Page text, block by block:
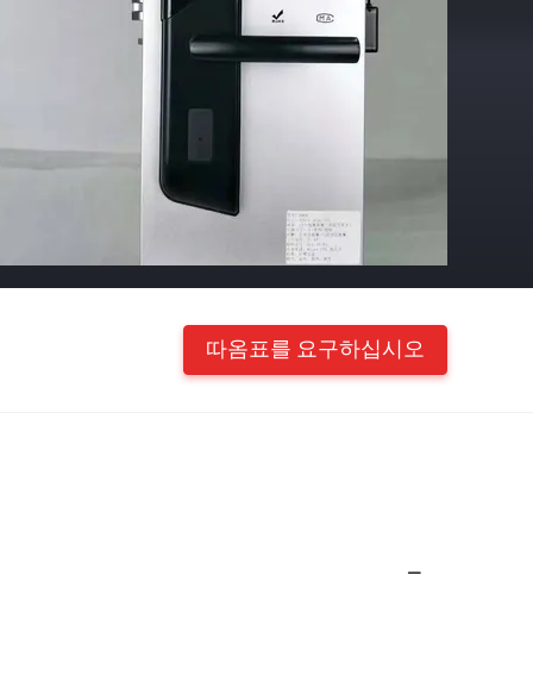
따옴표를 요구하십시오